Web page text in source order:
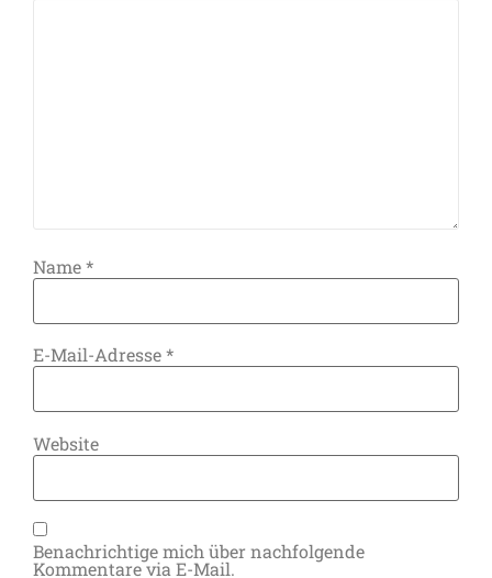
Name*
E-Mail-Adresse*
Website
Benachrichtige mich über nachfolgende
Kommentare via E-Mail.